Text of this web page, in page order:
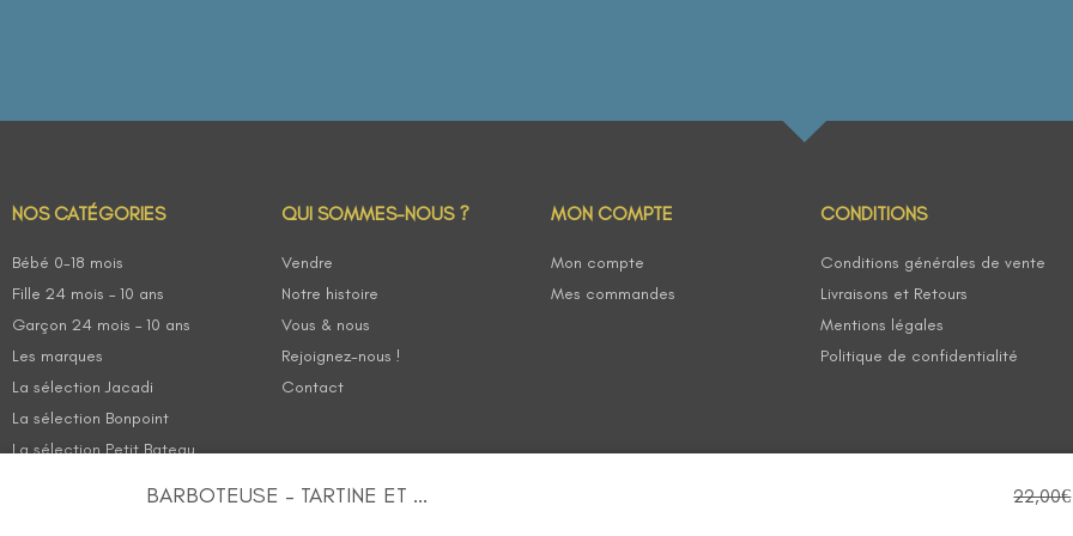
BARBOTEUSE – TARTINE ET ... 22,00€
NOS CATÉGORIES
Bébé 0-18 mois
Fille 24 mois – 10 ans
Garçon 24 mois – 10 ans
Les marques
La sélection Jacadi
La sélection Bonpoint
La sélection Petit Bateau
QUI SOMMES-NOUS ?
Vendre
Notre histoire
Vous & nous
Rejoignez-nous !
Contact
MON COMPTE
Mon compte
Mes commandes
CONDITIONS
Conditions générales de vente
Livraisons et Retours
Mentions légales
Politique de confidentialité